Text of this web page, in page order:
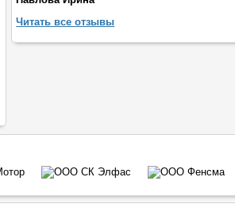
Читать все отзывы